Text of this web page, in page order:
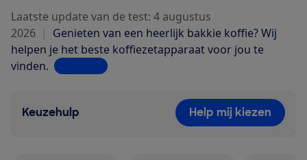
Laatste update van de test: 4 augustus
2026 | Genieten van een heerlijk bakkie koffie? Wij
helpen je het beste koffiezetapparaat voor jou te
vinden. Lees meer
Keuzehulp Help mij kiezen